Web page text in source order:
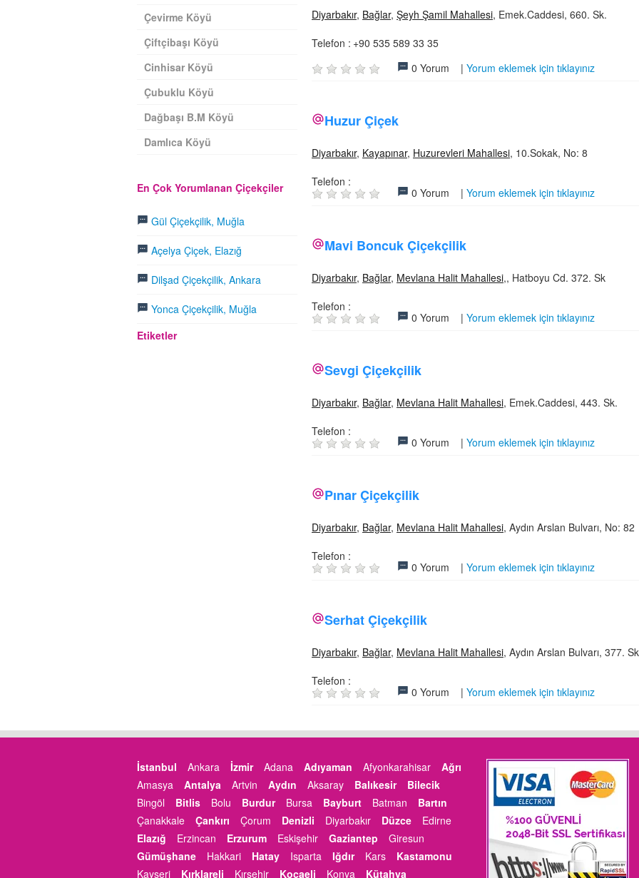
Diyarbakır, Bağlar, Şeyh Şamil Mahallesi, Emek.Caddesi, 660. Sk.
Telefon : +90 535 589 33 35
0 Yorum | Yorum eklemek için tıklayınız
Huzur Çiçek
Diyarbakır, Kayapınar, Huzurevleri Mahallesi, 10.Sokak, No: 8
Telefon :
0 Yorum | Yorum eklemek için tıklayınız
Mavi Boncuk Çiçekçilik
Diyarbakır, Bağlar, Mevlana Halit Mahallesi,, Hatboyu Cd. 372. Sk
Telefon :
0 Yorum | Yorum eklemek için tıklayınız
Sevgi Çiçekçilik
Diyarbakır, Bağlar, Mevlana Halit Mahallesi, Emek.Caddesi, 443. Sk.
Telefon :
0 Yorum | Yorum eklemek için tıklayınız
Pınar Çiçekçilik
Diyarbakır, Bağlar, Mevlana Halit Mahallesi, Aydın Arslan Bulvarı, No: 82
Telefon :
0 Yorum | Yorum eklemek için tıklayınız
Serhat Çiçekçilik
Diyarbakır, Bağlar, Mevlana Halit Mahallesi, Aydın Arslan Bulvarı, 377.
Telefon :
0 Yorum | Yorum eklemek için tıklayınız
Çevirme Köyü
Çiftçibaşı Köyü
Cinhisar Köyü
Çubuklu Köyü
Dağbaşı B.M Köyü
Damlıca Köyü
En Çok Yorumlanan Çiçekçiler
Gül Çiçekçilik, Muğla
Açelya Çiçek, Elazığ
Dilşad Çiçekçilik, Ankara
Yonca Çiçekçilik, Muğla
Etiketler
İstanbul Ankara İzmir Adana Adıyaman Afyonkarahisar
Ağrı
Amasya
Antalya Artvin Aydın Aksaray Balıkesir
Bilecik
Bingöl
Bitlis Bolu Burdur Bursa Bayburt Batman
Bartın
Çanakkale
Çankırı Çorum Denizli Diyarbakır Düzce
Edirne
Elazığ
Erzincan Erzurum Eskişehir Gaziantep
Giresun
Gümüşhane
Hakkari Hatay Isparta Iğdır Kars
Kastamonu
Kayseri
Kırklareli Kırşehir Kocaeli Konya Kütahya